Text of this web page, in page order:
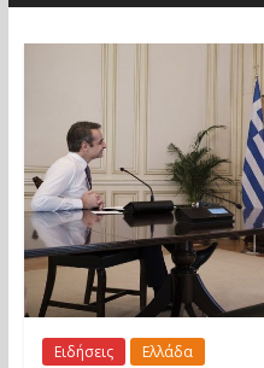
Ειδήσεις Ελλάδα